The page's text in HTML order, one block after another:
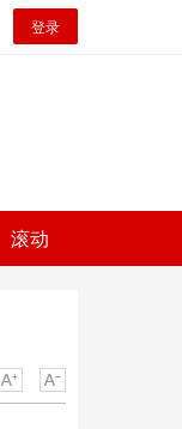
登录
滚动